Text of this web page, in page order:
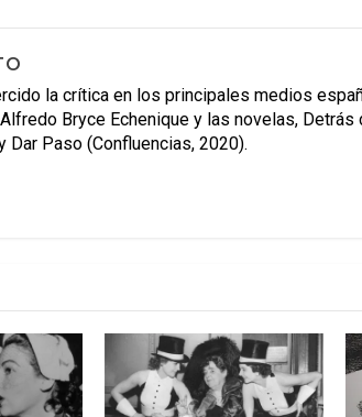
la crítica en los principales medios
Bryce Echenique y las novelas, Detrás
Dar Paso (Confluencias, 2020).